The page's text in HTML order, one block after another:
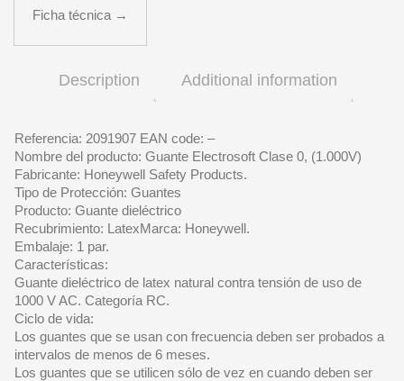
Ficha técnica →
Description Additional information
Referencia: 2091907 EAN code: –
Nombre del producto: Guante Electrosoft Clase 0, (1.000V)
Fabricante: Honeywell Safety Products.
Tipo de Protección: Guantes
Producto: Guante dieléctrico
Recubrimiento: LatexMarca: Honeywell.
Embalaje: 1 par.
Características:
Guante dieléctrico de latex natural contra tensión de uso de
1000 V AC. Categoría RC.
Ciclo de vida:
Los guantes que se usan con frecuencia deben ser probados a
intervalos de menos de 6 meses.
Los guantes que se utilicen sólo de vez en cuando deben ser